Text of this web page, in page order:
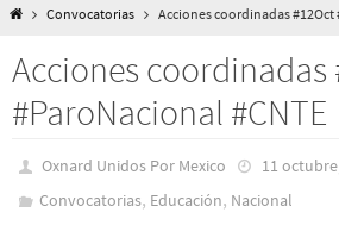
InicioConvocatorias Acciones coordinadas #12Oct
Acciones coordinadas
#ParoNacional #CNTE
Oxnard Unidos Por Mexico
11
Convocatorias, Educación, Nacional